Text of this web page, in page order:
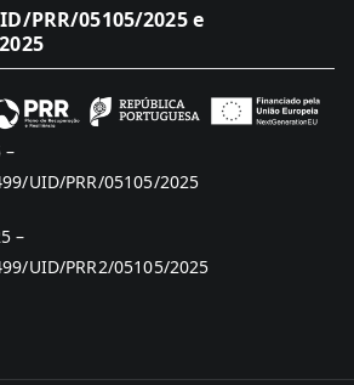
PRR/05105/2025 e
–
UID/PRR/05105/2025
–
UID/PRR2/05105/2025